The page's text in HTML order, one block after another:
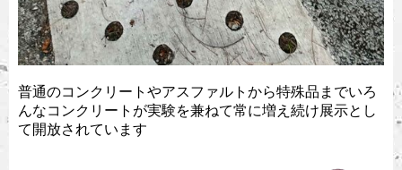
普通のコンクリートやアスファルトから特殊品までいろ
んなコンクリートが実験を兼ねて常に増え続け展示とし
て開放されています